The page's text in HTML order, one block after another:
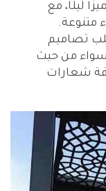
ليلًا، مع
متنوعة.
تصاميم
من حيث
شعارات